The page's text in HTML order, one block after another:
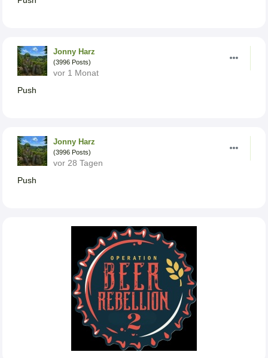
Jonny Harz
(3996 Posts)
vor 1 Monat
Push
Jonny Harz
(3996 Posts)
vor 28 Tagen
Push